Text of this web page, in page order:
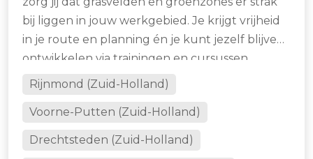
bij liggen in jouw werkgebied. Je krijgt vrijheid
in je route en planning én je kunt jezelf blijven
ontwikkelen via trainingen en cursussen.
Rijnmond (Zuid-Holland)
Voorne-Putten (Zuid-Holland)
Drechtsteden (Zuid-Holland)